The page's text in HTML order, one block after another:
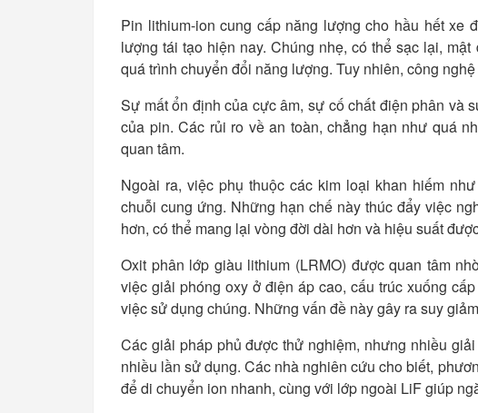
Pin lithium-ion cung cấp năng lượng cho hầu hết xe
lượng tái tạo hiện nay. Chúng nhẹ, có thể sạc lại,
quá trình chuyển đổi năng lượng. Tuy nhiên, công
Sự mất ổn định của cực âm, sự cố chất điện phân và
của pin. Các rủi ro về an toàn, chẳng hạn như quá
quan tâm.
Ngoài ra, việc phụ thuộc các kim loại khan hiếm
chuỗi cung ứng. Những hạn chế này thúc đẩy việc
hơn, có thể mang lại vòng đời dài hơn và hiệu suất
Oxit phân lớp giàu lithium (LRMO) được quan tâm
việc giải phóng oxy ở điện áp cao, cấu trúc xuống
việc sử dụng chúng. Những vấn đề này gây ra suy
Các giải pháp phủ được thử nghiệm, nhưng nhiều
nhiều lần sử dụng. Các nhà nghiên cứu cho biết,
để di chuyển ion nhanh, cùng với lớp ngoài LiF giúp